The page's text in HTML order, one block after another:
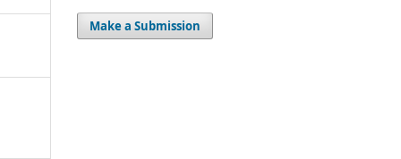
Make a Submission